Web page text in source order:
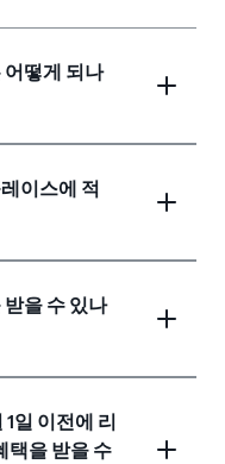
떻게 되나
이스에 적
을 수 있나
일 이전에 리
택을 받을 수